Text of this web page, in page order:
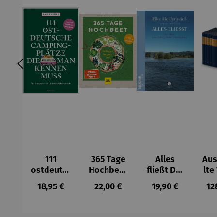
111
ostdeutsc
Campingp
Regulärer Preis:
18,95 €
365 Tage
Hochbeet
Ernteglüc
k das
Regulärer Preis:
22,00 €
Alles
fließt Der
Rhein |
Eine Reise
Regulärer Preis:
19,90 €
lte